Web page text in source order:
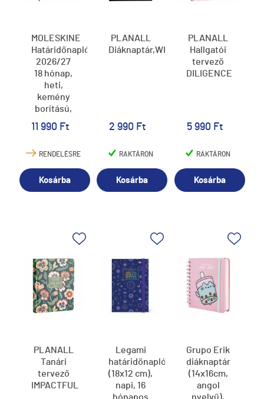
MOLESKINE
Határidőnapló
2026/27
18 hónap,
heti,
kemény
borítású,
zafír kék
(L)
11 990 Ft
RENDELÉSRE
Kosárba
PLANALL
Diáknaptár,WIN
2 990 Ft
RAKTÁRON
Kosárba
PLANALL
Hallgatói
tervező
DILIGENCE
5 990 Ft
RAKTÁRON
Kosárba
PLANALL
Tanári
tervező
IMPACTFUL
Legami
határidőnapló
(18x12 cm),
napi, 16
Grupo Erik
diáknaptár
(14x16cm,
angol